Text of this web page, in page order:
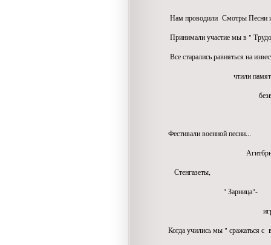
Нам проводили Смотры Песни
Принимали участие мы в "
Все старались равняться на
чтили память
безвременно
Фестивали военной песни...
Стенгазеты,
" Зарница"-
игра
Когда учились мы " сражаться с